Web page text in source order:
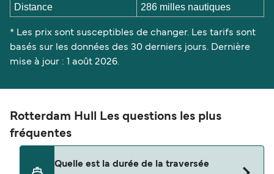
Distance
286 milles nautiques
* Les prix sont susceptibles de changer. Les tarifs sont
basés sur les données des 30 derniers jours. Dernière
mise à jour : 1 août 2026.
Rotterdam Hull Les questions les plus
fréquentes
Quelle est la durée de la traversée